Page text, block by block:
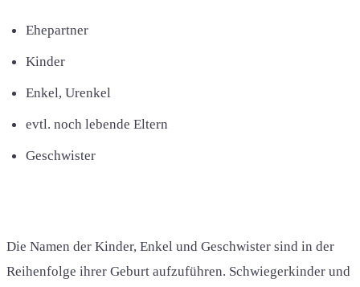
Ehepartner
Kinder
Enkel, Urenkel
evtl. noch lebende Eltern
Geschwister
Die Namen der Kinder, Enkel und Geschwister sind in der
Reihenfolge ihrer Geburt aufzuführen. Schwiegerkinder und